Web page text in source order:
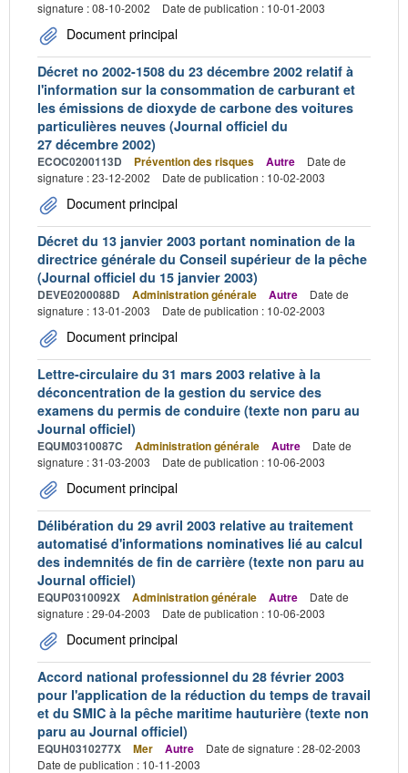
signature : 08-10-2002 Date de publication : 10-01-2003
Document principal
Décret no 2002-1508 du 23 décembre 2002 relatif à
l'information sur la consommation de carburant et
les émissions de dioxyde de carbone des voitures
particulières neuves (Journal officiel du
27 décembre 2002)
ECOC0200113D Prévention des risques Autre
Date de
signature : 23-12-2002
Date de publication : 10-02-2003
Document principal
Décret du 13 janvier 2003 portant nomination de la
directrice générale du Conseil supérieur de la pêche
(Journal officiel du 15 janvier 2003)
DEVE0200088D Administration générale Autre
Date de
signature : 13-01-2003
Date de publication : 10-02-2003
Document principal
Lettre-circulaire du 31 mars 2003 relative à la
déconcentration de la gestion du service des
examens du permis de conduire (texte non paru au
Journal officiel)
EQUM0310087C Administration générale Autre
Date de
signature : 31-03-2003
Date de publication : 10-06-2003
Document principal
Délibération du 29 avril 2003 relative au traitement
automatisé d'informations nominatives lié au calcul
des indemnités de fin de carrière (texte non paru au
Journal officiel)
EQUP0310092X Administration générale Autre
Date de
signature : 29-04-2003
Date de publication : 10-06-2003
Document principal
Accord national professionnel du 28 février 2003
pour l'application de la réduction du temps de travail
et du SMIC à la pêche maritime hauturière (texte non
paru au Journal officiel)
EQUH0310277X Mer Autre
Date de signature : 28-02-2003
Date de publication : 10-11-2003